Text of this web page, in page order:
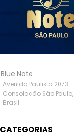
Blue Note
Avenida Paulista 2073
Consolação São Paulo,
Brasil
CATEGORIAS